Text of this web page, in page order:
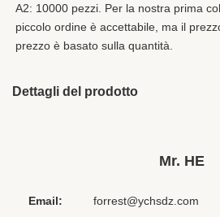
A2: 10000 pezzi. Per la nostra prima
piccolo ordine è accettabile, ma il
prezzo è basato sulla quantità.
Dettagli del prodotto
Plug:
3,5 mm
Mr. HE
Email:
forrest@ychsdz.com